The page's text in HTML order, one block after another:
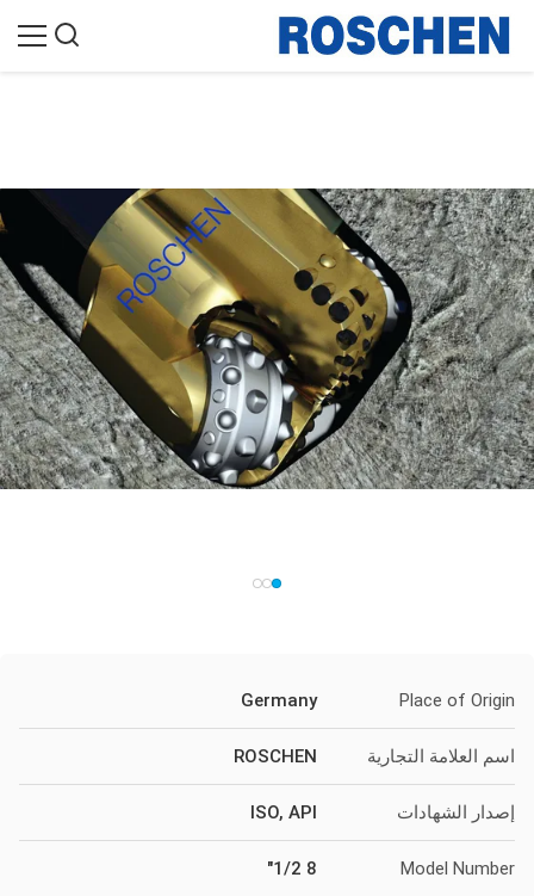
Place of Origin
Germany
اسم العلامة التجارية ROSCHEN
إصدار الشهادات ISO, API
Model Number
8 1/2"